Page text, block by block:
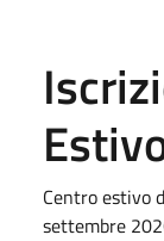
Centro estivo
settembre